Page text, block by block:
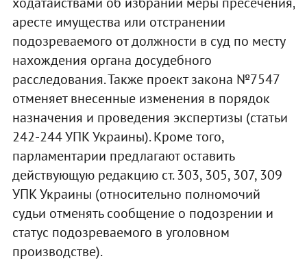
аресте имущества или отстранении
подозреваемого от должности в суд по месту
нахождения органа досудебного
расследования. Также проект закона №7547
отменяет внесенные изменения в порядок
назначения и проведения экспертизы (статьи
242-244 УПК Украины). Кроме того,
парламентарии предлагают оставить
действующую редакцию ст. 303, 305, 307, 309
УПК Украины (относительно полномочий
судьи отменять сообщение о подозрении и
статус подозреваемого в уголовном
производстве).